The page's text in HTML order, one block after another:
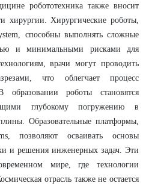
робототехника также вносит
хирургии. Хирургические роботы,
способны выполнять сложные
и минимальными рисками для
врачи могут проводить
что облегчает процесс
образовании роботы становятся
глубокому погружению в
Образовательные платформы,
позволяют осваивать основы
и решения инженерных задач. Эти
мире, где технологии
отрасль также не остается